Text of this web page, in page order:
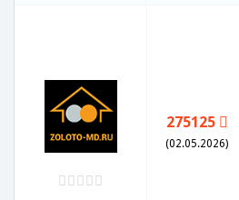
275125
(02.05.2026)